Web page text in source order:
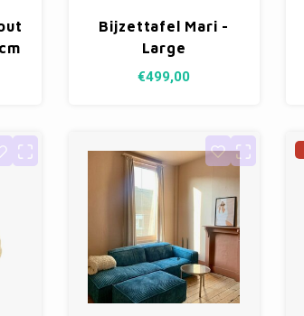
Bijzettafel Mari -
Large
€499,00